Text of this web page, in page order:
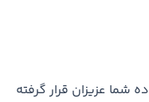
شما عزیزان قرار گرفته